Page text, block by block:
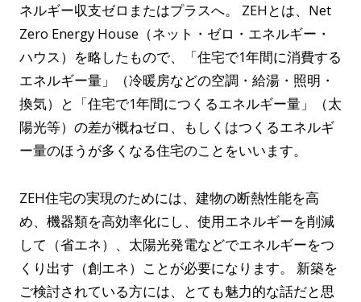
ネルギー収支ゼロまたはプラスへ。 ZEHとは、Net
Zero Energy House（ネット・ゼロ・エネルギー・
ハウス）を略したもので、「住宅で1年間に消費する
エネルギー量」（冷暖房などの空調・給湯・照明・
換気）と「住宅で1年間につくるエネルギー量」（太
陽光等）の差が概ねゼロ、もしくはつくるエネルギ
ー量のほうが多くなる住宅のことをいいます。
ZEH住宅の実現のためには、建物の断熱性能を高
め、機器類を高効率化にし、使用エネルギーを削減
して（省エネ）、太陽光発電などでエネルギーをつ
くり出す（創エネ）ことが必要になります。 新築を
ご検討されている方には、とても魅力的な話だと思